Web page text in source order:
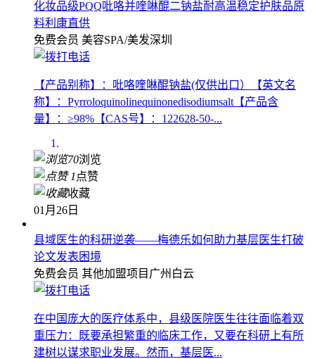
化妆品级PQQ吡咯并喹啉醌二钠盐耐高温稳定护肤品原
料利康直供
免费会员 美容SPA/美发深圳
【产品别称】：吡咯喹啉醌钠盐(仅供出口）【英文名
称】：Pyrroloquinolinequinonedisodiumsalt‌【产品含
量】：≥98%【CAS号】：122628-50-...
70浏览
1 点赞
收藏
01月26日
县域医生的科研逆袭——梅德乐如何助力基层医生打破
论文发表困境
免费会员 其他加盟项目 广州白云
在中国庞大的医疗体系中，县级医院医生往往面临着双
重压力：既要承担繁重的临床工作，又要在科研上有所
建树以谋求职业发展。然而，基层医...